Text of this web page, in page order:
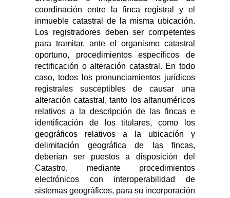
coordinación entre
la finca registral y el
inmueble catastral de la misma ubicación.
Los registradores deben ser competentes
para tramitar, ante el organismo catastral
oportuno, procedimientos específicos de
rectificación o alteración catastral. En todo
caso, todos los pronunciamientos jurídicos
registrales susceptibles de causar una
alteración catastral, tanto los alfanuméricos
relativos a la descripción de las fincas e
identificación de los titulares, como los
geográficos relativos a la ubicación y
delimitación geográfica de las fincas,
deberían ser puestos a disposición del
Catastro, mediante procedimientos
electrónicos con interoperabilidad de
sistemas geográficos, para su incorporación